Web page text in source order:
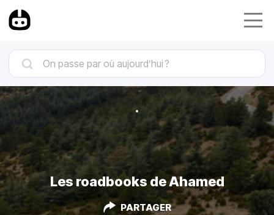
Les roadbooks de Ahamed
PARTAGER